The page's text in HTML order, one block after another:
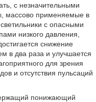
с незначительными
массово применяемые в
с опасными
низкого давления,
снижение
в два раза и улучшается
для зрения
и отсутствия пульсаций
понижающий